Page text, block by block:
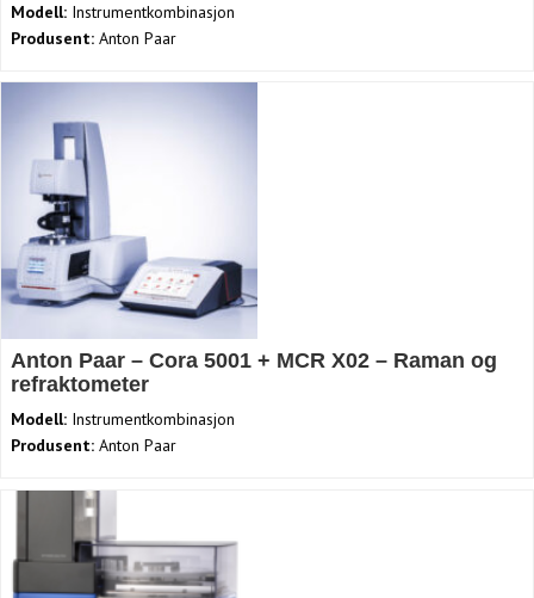
Modell: Instrumentkombinasjon
Produsent: Anton Paar
Anton Paar – Cora 5001 + MCR X02 – Raman og
refraktometer
Modell: Instrumentkombinasjon
Produsent: Anton Paar